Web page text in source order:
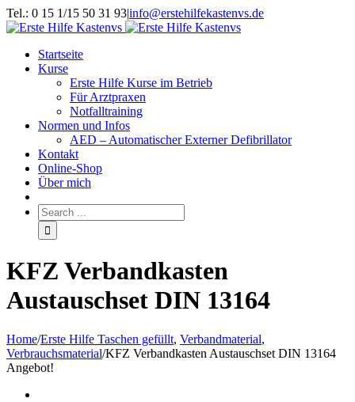
Tel.: 0 15 1/15 50 31 93|info@erstehilfekastenvs.de
Startseite
Kurse
Erste Hilfe Kurse im Betrieb
Für Arztpraxen
Notfalltraining
Normen und Infos
AED – Automatischer Externer Defibrillator
Kontakt
Online-Shop
Über mich
KFZ Verbandkasten
Austauschset DIN 13164
Home/Erste Hilfe Taschen gefüllt, Verbandmaterial,
Verbrauchsmaterial/KFZ Verbandkasten Austauschset DIN 13164
Angebot!